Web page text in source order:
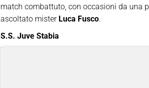
match combattuto, con occasioni da una
ascoltato mister Luca Fusco.
S.S. Juve Stabia